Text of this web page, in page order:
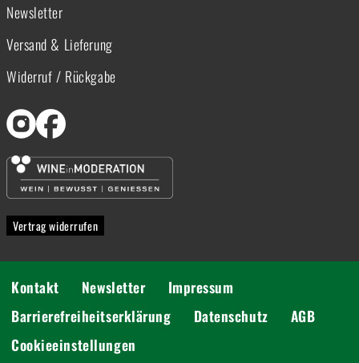
Newsletter
Versand & Lieferung
Widerruf / Rückgabe
Vertrag widerrufen
Kontakt Newsletter
Impressum
Barrierefreiheitserklärung
Datenschutz
AGB
Cookieeinstellungen